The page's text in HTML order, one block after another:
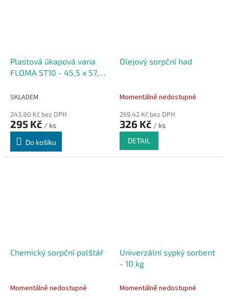
Plastová úkapová vana
FLOMA ST10 - 45,5 x 57,5 x
SKLADEM
243,80 Kč bez DPH
295 Kč / ks
Do košíku
Olejový sorpční had
Momentálně nedostupné
269,42 Kč bez DPH
326 Kč / ks
DETAIL
Chemický sorpční polštář
Momentálně nedostupné
Univerzální sypký sorbent
- 10 kg
Momentálně nedostupné